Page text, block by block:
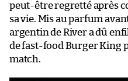
peut-être regretté après
sa vie. Mis au parfum
argentin de River a dû
de fast-food Burger King
match.